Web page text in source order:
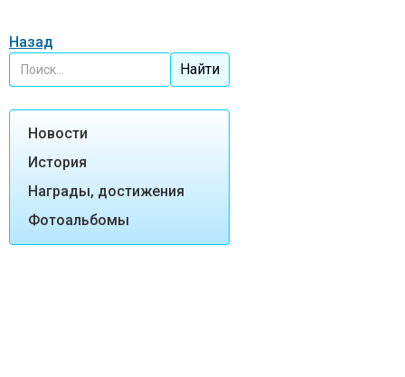
Назад
Новости
История
Награды, достижения
Фотоальбомы